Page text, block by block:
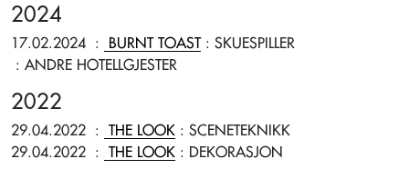
2024
17.02.2024 : BURNT TOAST: SKUESPILLER
: ANDRE HOTELLGJESTER
2022
29.04.2022 : THE LOOK : SCENETEKNIKK
29.04.2022 : THE LOOK : DEKORASJON